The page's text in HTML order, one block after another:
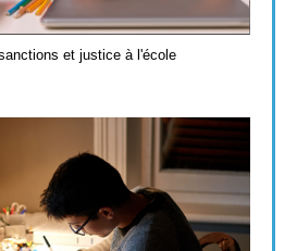
et justice à l'école